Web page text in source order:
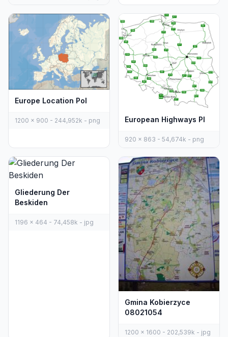
Europe Location Pol
1200 x 900 - 244,952k - png European Highways Pl
920 x 863 - 54,674k - png
Gliederung Der
Beskiden
1196 x 464 - 74,458k - jpg
Gmina Kobierzyce
08021054
1200 x 1600 - 202,539k - jpg